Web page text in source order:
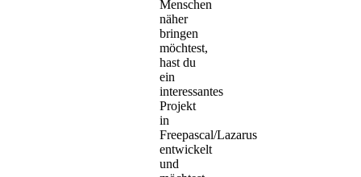
Menschen
näher
bringen
möchtest,
hast du
ein
interessantes
Projekt
in
Freepascal/Lazarus
entwickelt
und